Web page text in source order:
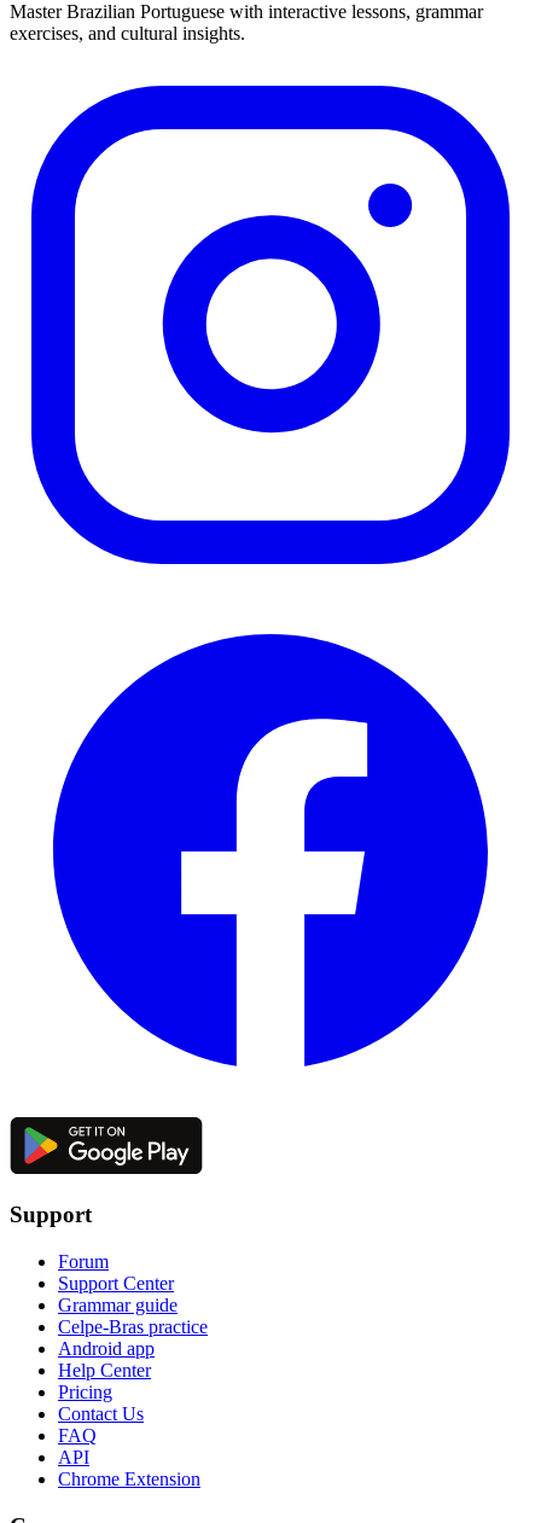
Master Brazilian Portuguese with interactive lessons, grammar
exercises, and cultural insights.
Support
Forum
Support Center
Grammar guide
Celpe-Bras practice
Android app
Help Center
Pricing
Contact Us
FAQ
API
Chrome Extension